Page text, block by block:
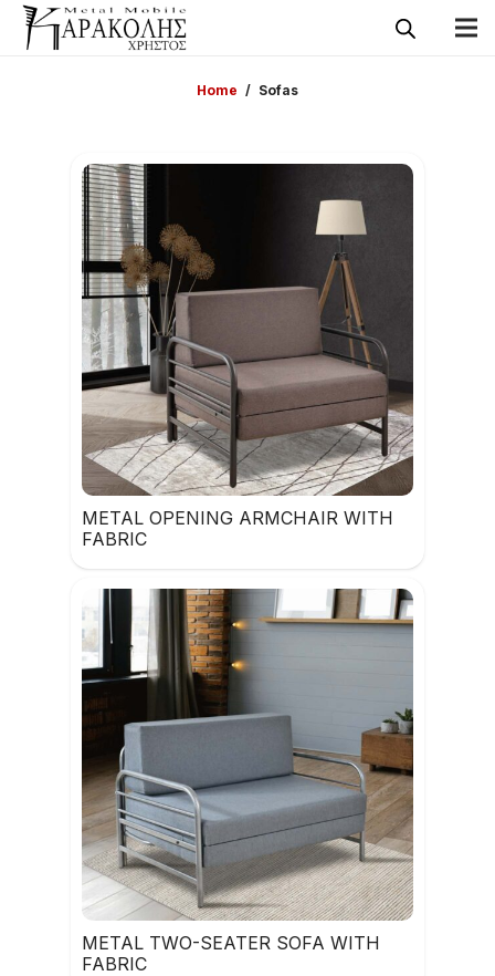
Home / Sofas
METAL OPENING ARMCHAIR WITH
FABRIC
METAL TWO-SEATER SOFA WITH
FABRIC